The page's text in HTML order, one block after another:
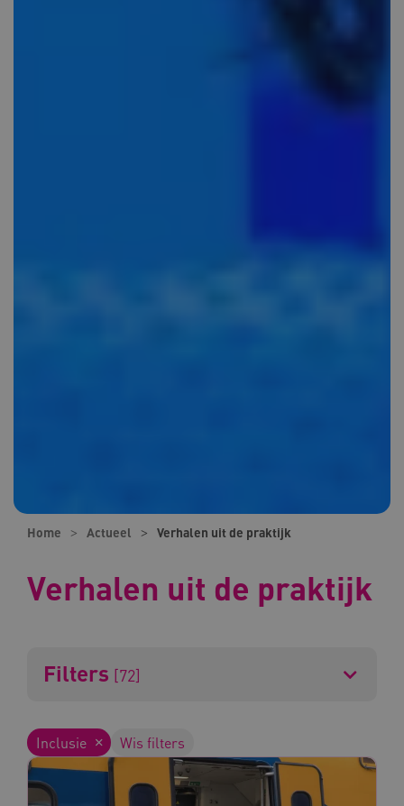
Home Actueel Verhalen uit de praktijk
Verhalen uit de praktijk
Filters [72]
Inclusie Wis filters